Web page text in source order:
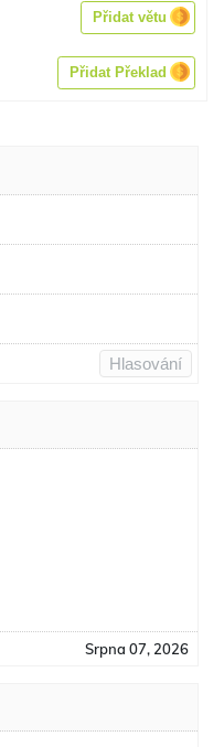
Přidat větu
Přidat Překlad
Hlasování
Srpna 07, 2026